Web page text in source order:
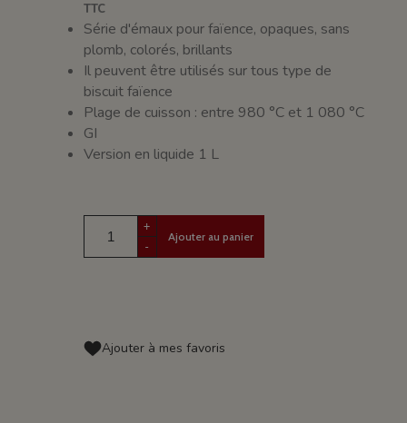
TTC
Série d'émaux pour faïence, opaques, sans
plomb, colorés, brillants
Il peuvent être utilisés sur tous type de
biscuit faïence
Plage de cuisson : entre 980 °C et 1 080 °C
GI
Version en liquide 1 L
+
-
Ajouter au panier
Ajouter à mes favoris